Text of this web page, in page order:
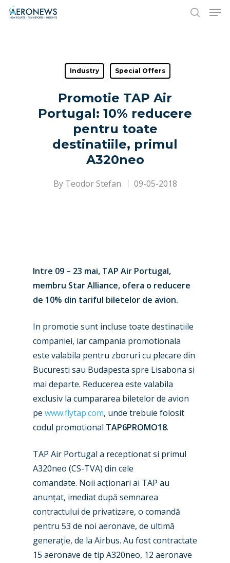
Hit enter to search or ESC to close
Industry Special Offers
Promotie TAP Air
Portugal: 10% reducere
pentru toate
destinatiile, primul
A320neo
By Teodor Stefan 09-05-2018
Intre 09 – 23 mai, TAP Air Portugal,
membru Star Alliance, ofera o reducere
de 10% din tariful biletelor de avion.
In promotie sunt incluse toate destinatiile
companiei, iar campania promotionala
este valabila pentru zboruri cu plecare din
Bucuresti sau Budapesta spre Lisabona si
mai departe. Reducerea este valabila
exclusiv la cumpararea biletelor de avion
pe www.flytap.com, unde trebuie folosit
codul promotional TAP6PROMO18.
TAP Air Portugal a receptionat si primul
A320neo (CS-TVA) din cele
comandate. Noii acționari ai TAP au
anunțat, imediat după semnarea
contractului de privatizare, o comandă
pentru 53 de noi aeronave, de ultimă
generație, de la Airbus. Au fost contractate
15 aeronave de tip A320neo, 12 aeronave